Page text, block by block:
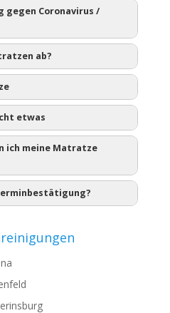
Coronavirus /
ab?
etwas
ich meine Matratze